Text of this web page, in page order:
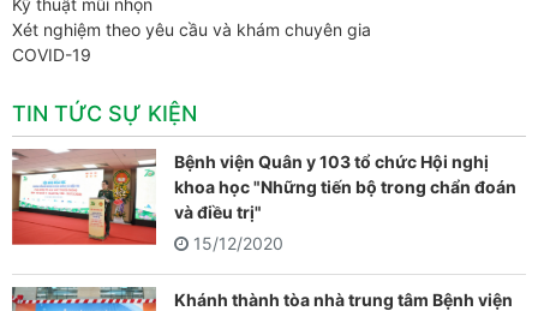
Xét nghiệm theo yêu cầu và khám chuyên gia
COVID-19
TIN TỨC SỰ KIỆN
Bệnh viện Quân y 103 tổ chức Hội nghị
khoa học "Những tiến bộ trong chẩn đoán
và điều trị"
15/12/2020
Khánh thành tòa nhà trung tâm Bệnh viện